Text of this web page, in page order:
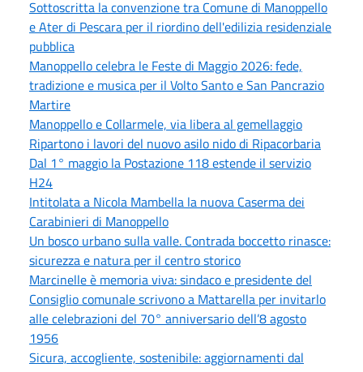
Sottoscritta la convenzione tra Comune di Manoppello
e Ater di Pescara per il riordino dell'edilizia residenziale
pubblica
Manoppello celebra le Feste di Maggio 2026: fede,
tradizione e musica per il Volto Santo e San Pancrazio
Martire
Manoppello e Collarmele, via libera al gemellaggio
Ripartono i lavori del nuovo asilo nido di Ripacorbaria
Dal 1° maggio la Postazione 118 estende il servizio
H24
Intitolata a Nicola Mambella la nuova Caserma dei
Carabinieri di Manoppello
Un bosco urbano sulla valle. Contrada boccetto rinasce:
sicurezza e natura per il centro storico
Marcinelle è memoria viva: sindaco e presidente del
Consiglio comunale scrivono a Mattarella per invitarlo
alle celebrazioni del 70° anniversario dell’8 agosto
1956
Sicura, accogliente, sostenibile: aggiornamenti dal